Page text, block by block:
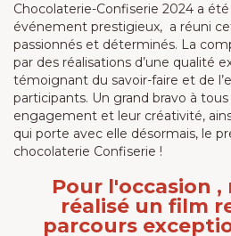
Chocolaterie-Confiserie 2024 a
événement prestigieux, a réuni
passionnés et déterminés. La
par des réalisations d’une qualité
témoignant du savoir-faire et de
participants. Un grand bravo à
engagement et leur créativité,
qui porte avec elle désormais, le
chocolaterie Confiserie !
Pour l'occasion ,
réalisé un film
parcours